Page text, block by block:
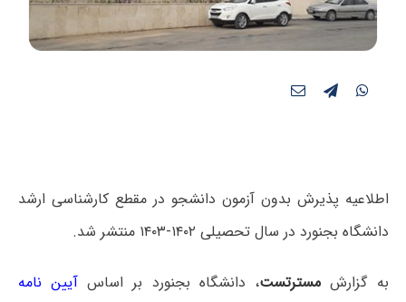
اطلاعیه پذیرش بدون آزمون دانشجو در مقطع کارشناسی‎ ارشد
دانشگاه بجنورد در سال تحصیلی ۱۴۰۲-۱۴۰۳ منتشر شد.
به گزارش مسترتست، دانشگاه بجنورد بر اساسآیین نامه